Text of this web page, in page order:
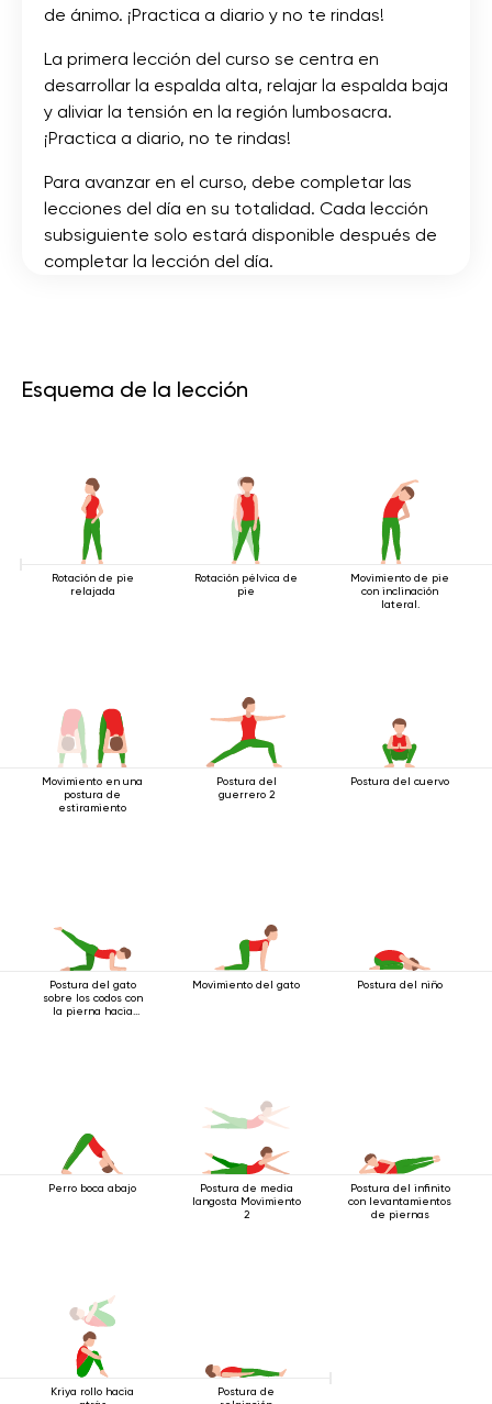
de ánimo. ¡Practica a diario y no te rindas!
La primera lección del curso se centra en
desarrollar la espalda alta, relajar la espalda baja
y aliviar la tensión en la región lumbosacra.
¡Practica a diario, no te rindas!
Para avanzar en el curso, debe completar las
lecciones del día en su totalidad. Cada lección
subsiguiente solo estará disponible después de
completar la lección del día.
Esquema de la lección
Rotación de pie
relajada
Rotación pélvica de
pie
Movimiento de pie
con inclinación
lateral.
Movimiento en una
postura de
estiramiento
Postura del
guerrero 2
Postura del cuervo
Postura del gato
sobre los codos con
la pierna hacia
Movimiento del gato Postura del niño
Perro boca abajo
Postura de media
langosta Movimiento
2
Postura del infinito
con levantamientos
de piernas
Kriya rollo hacia
Postura de